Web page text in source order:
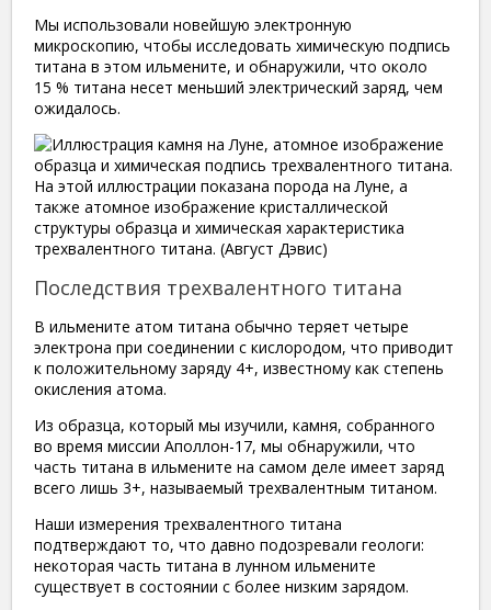
Мы использовали новейшую электронную
микроскопию, чтобы исследовать химическую подпись
титана в этом ильмените, и обнаружили, что около
15 % титана несет меньший электрический заряд, чем
ожидалось.
На этой иллюстрации показана порода на Луне, а
также атомное изображение кристаллической
структуры образца и химическая характеристика
трехвалентного титана. (Август Дэвис)
Последствия трехвалентного титана
В ильмените атом титана обычно теряет четыре
электрона при соединении с кислородом, что приводит
к положительному заряду 4+, известному как степень
окисления атома.
Из образца, который мы изучили, камня, собранного
во время миссии Аполлон-17, мы обнаружили, что
часть титана в ильмените на самом деле имеет заряд
всего лишь 3+, называемый трехвалентным титаном.
Наши измерения трехвалентного титана
подтверждают то, что давно подозревали геологи:
некоторая часть титана в лунном ильмените
существует в состоянии с более низким зарядом.